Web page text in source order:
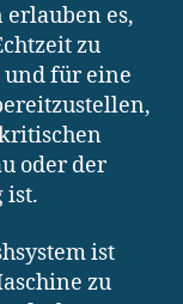
es,
zu
für eine
oder der
ist.
ist
zu